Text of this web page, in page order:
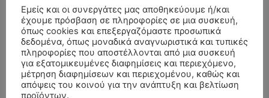
Εμείς και οι συνεργάτες μας αποθηκεύουμε ή/και
έχουμε πρόσβαση σε πληροφορίες σε μια συσκευή,
όπως cookies και επεξεργαζόμαστε προσωπικά
δεδομένα, όπως μοναδικά αναγνωριστικά και τυπικές
πληροφορίες που αποστέλλονται από μια συσκευή
για εξατομικευμένες διαφημίσεις και περιεχόμενο,
μέτρηση διαφημίσεων και περιεχομένου, καθώς και
απόψεις του κοινού για την ανάπτυξη και βελτίωση
προϊόντων.